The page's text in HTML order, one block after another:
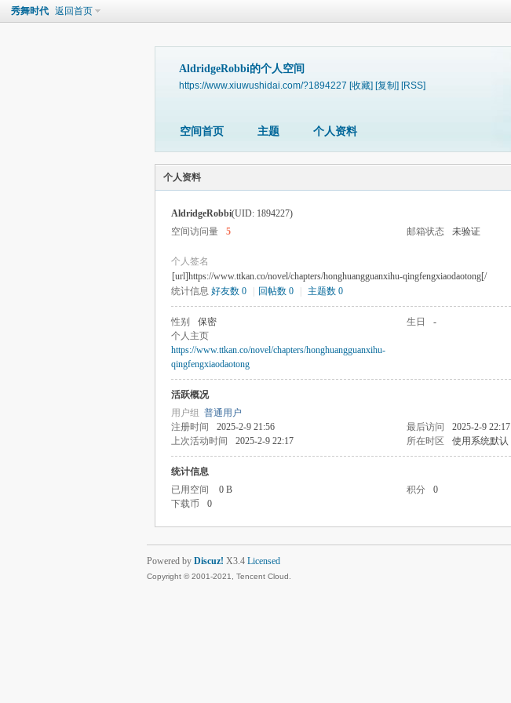
秀舞时代 返回首页
AldridgeRobbi的个人空间
https://www.xiuwushidai.com/?1894227 [收藏] [复制] [RSS]
空间首页 主题 个人资料
个人资料
AldridgeRobbi(UID: 1894227)
空间访问量
5 邮箱状态 未验证
个人签名
[url]https://www.ttkan.co/novel/chapters/honghuangguanxihu-qingfengxiaodaotong[/
统计信息 好友数 0 回帖数 0 主题数 0
性别 保密 生日
-
个人主页
https://www.ttkan.co/novel/chapters/honghuangguanxihu-
qingfengxiaodaotong
活跃概况
用户组 普通用户
注册时间
2025-2-9 21:56 最后访问
2025-2-9 22:17
上次活动时间
2025-2-9 22:17 所在时区 使用系统默认
统计信息
已用空间
0 B 积分
0
下载币
0
Powered by Discuz! X3.4 Licensed
Copyright © 2001-2021, Tencent Cloud.